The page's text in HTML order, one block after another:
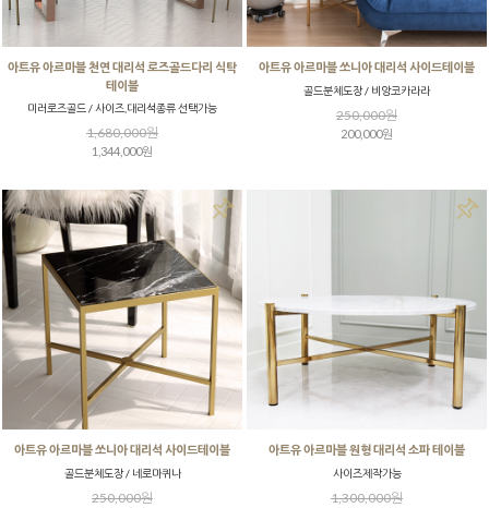
아트유 아르마블 천연 대리석 로즈골드다리 식탁
테이블
미러로즈골드 / 사이즈,대리석종류 선택가능
1,680,000원
1,344,000원
아트유 아르마블 쏘니아 대리석 사이드테이블
골드분체도장 / 비앙코카라라
250,000원
200,000원
아트유 아르마블 쏘니아 대리석 사이드테이블
골드분체도장 / 네로마퀴나
250,000원
아트유 아르마블 원형 대리석 소파 테이블
사이즈제작가능
1,300,000원